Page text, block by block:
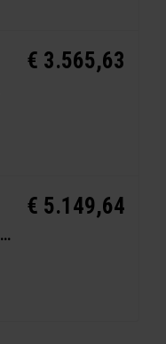
€ 3.565,63
MERCURR PENSION SUBLIME DEAL
€ 5.149,64